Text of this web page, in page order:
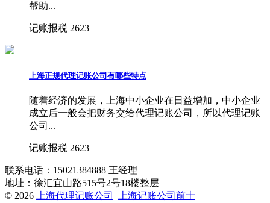
帮助...
记账报税 2623
上海正规代理记账公司有哪些特点
随着经济的发展，上海中小企业在日益增加，中小企业
成立后一般会把财务交给代理记账公司，所以代理记账
公司...
记账报税 2623
联系电话：15021384888 王经理
地址：徐汇宜山路515号2号18楼整层
© 2026
上海代理记账公司 上海记账公司前十